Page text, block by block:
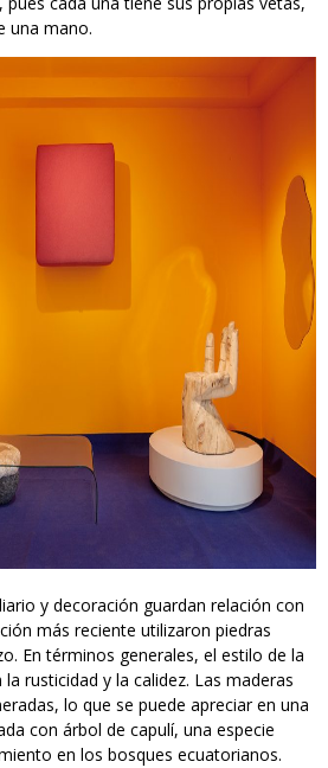
una mano.
y decoración guardan relación con
más reciente utilizaron piedras
En términos generales, el estilo de la
rusticidad y la calidez. Las maderas
lo que se puede apreciar en una
con árbol de capulí, una especie
en los bosques ecuatorianos.